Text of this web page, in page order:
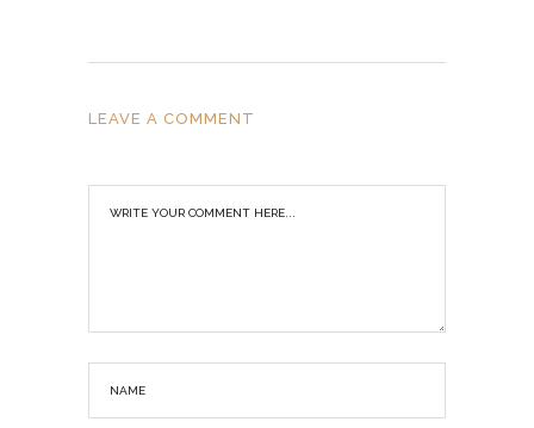
LEAVE A COMMENT